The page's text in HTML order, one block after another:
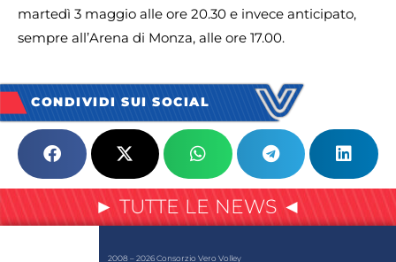
martedì 3 maggio alle ore 20.30 e invece anticipato,
sempre all’Arena di Monza, alle ore 17.00.
CONDIVIDI SUI SOCIAL
► TUTTE LE NEWS ◄
2008 – 2026 Consorzio Vero Volley